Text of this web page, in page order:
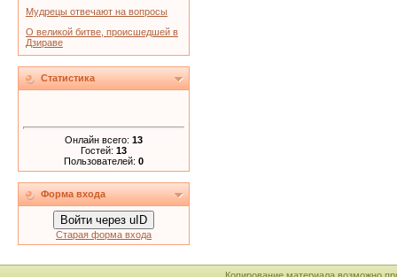
Мудрецы отвечают на вопросы
О великой битве, происшедшей в
Дзираве
Статистика
Онлайн всего: 13
Гостей: 13
Пользователей: 0
Форма входа
Войти через uID
Старая форма входа